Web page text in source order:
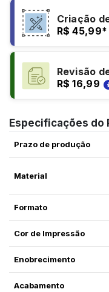
Criação
R$ 45,99*
Revisão
R$ 16,99
Especificações do
Prazo de produção
Material
Formato
Cor de Impressão
Enobrecimento
Acabamento